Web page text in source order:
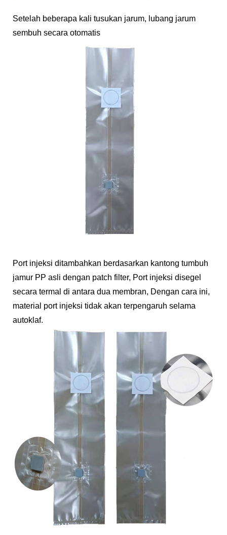
Setelah beberapa kali tusukan jarum, lubang jarum
sembuh secara otomatis
Port injeksi ditambahkan berdasarkan kantong tumbuh
jamur PP asli dengan patch filter, Port injeksi disegel
secara termal di antara dua membran, Dengan cara ini,
material port injeksi tidak akan terpengaruh selama
autoklaf.